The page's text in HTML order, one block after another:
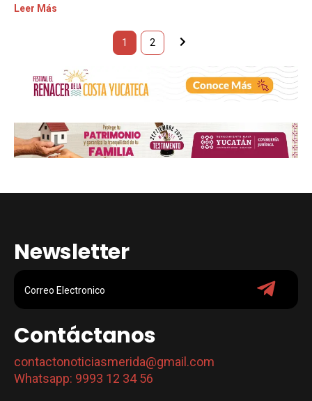
Leer Más
1 2
Newsletter
Contáctanos
contactonoticiasmerida@gmail.com
Whatsapp: 9993 12 34 56